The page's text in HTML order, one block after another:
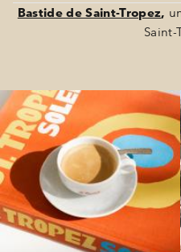
Bastide de Saint-Tropez,
Saint-